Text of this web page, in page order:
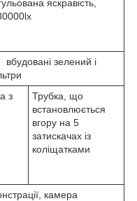
яскравість,
зелений і
з
Трубка, що
встановлюється
вгору на 5
затискачах із
коліщатками
камера